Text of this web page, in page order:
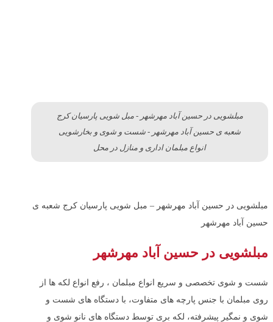
مبلشویی در حسین آباد مهرشهر - مبل شویی پارسیان کرج
شعبه ی حسین آباد مهرشهر - شست و شوی و بخارشویی
انواع مبلمان اداری و منازل در محل
مبلشویی در حسین آباد مهرشهر – مبل شویی پارسیان کرج شعبه ی
حسین آباد مهرشهر
مبلشویی در حسین آباد مهرشهر
شست و شوی تخصصی و سریع انواع مبلمان ، رفع انواع لکه ها از
روی مبلمان با جنس پارچه های متفاوت، با دستگاه های شست و
شوی و نمگیر پیشرفته، لکه بری توسط دستگاه های نانو شوی و